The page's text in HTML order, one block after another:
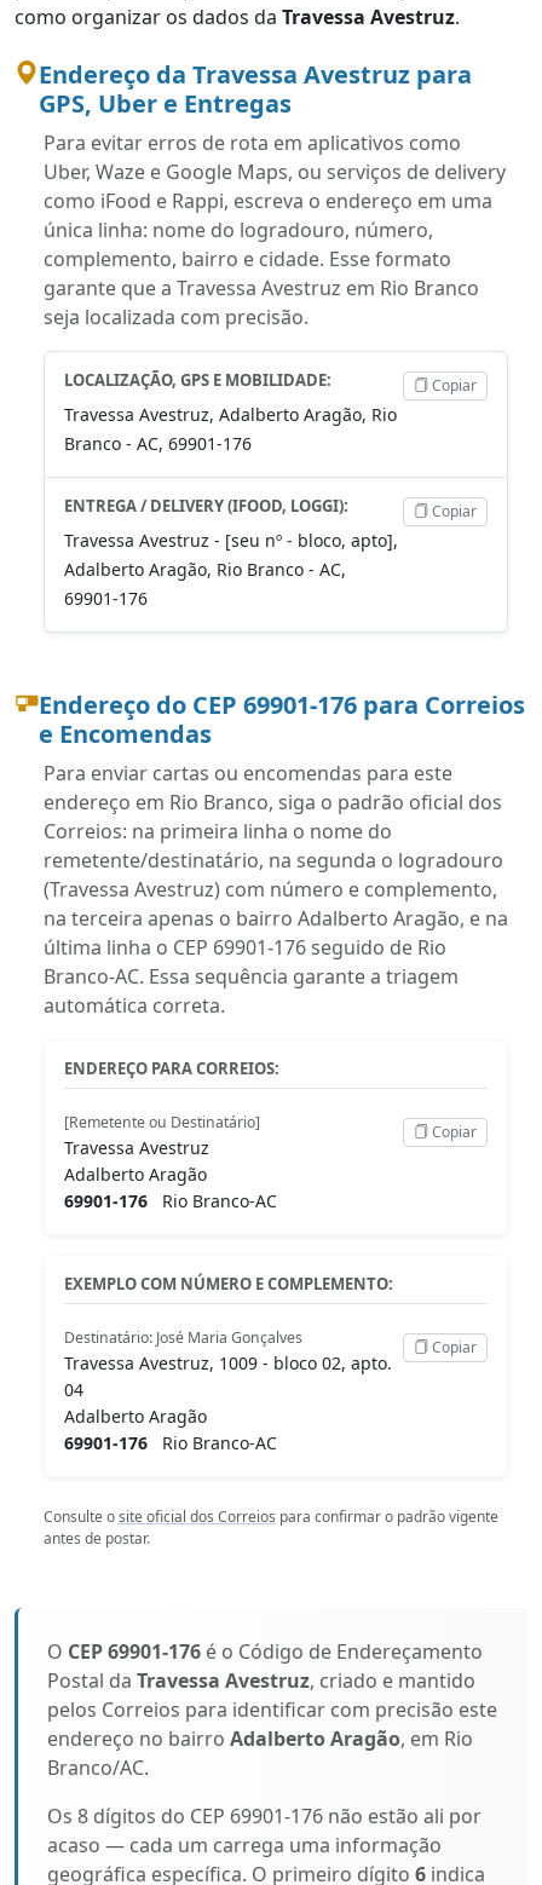
como organizar os dados da Travessa Avestruz.
Endereço da Travessa Avestruz para
GPS, Uber e Entregas
Para evitar erros de rota em aplicativos como
Uber, Waze e Google Maps, ou serviços de delivery
como iFood e Rappi, escreva o endereço em uma
única linha: nome do logradouro, número,
complemento, bairro e cidade. Esse formato
garante que a Travessa Avestruz em Rio Branco
seja localizada com precisão.
LOCALIZAÇÃO, GPS E MOBILIDADE:
Travessa Avestruz, Adalberto Aragão, Rio
Branco - AC, 69901-176
Copiar
ENTREGA / DELIVERY (IFOOD, LOGGI):
Travessa Avestruz - [seu nº - bloco, apto],
Adalberto Aragão, Rio Branco - AC,
69901-176
Copiar
Endereço do CEP 69901-176 para Correios
e Encomendas
Para enviar cartas ou encomendas para este
endereço em Rio Branco, siga o padrão oficial dos
Correios: na primeira linha o nome do
remetente/destinatário, na segunda o logradouro
(Travessa Avestruz) com número e complemento,
na terceira apenas o bairro Adalberto Aragão, e na
última linha o CEP 69901-176 seguido de Rio
Branco-AC. Essa sequência garante a triagem
automática correta.
ENDEREÇO PARA CORREIOS:
[Remetente ou Destinatário]
Travessa Avestruz
Adalberto Aragão
69901-176 Rio Branco-AC
Copiar
EXEMPLO COM NÚMERO E COMPLEMENTO:
Destinatário: José Maria Gonçalves
Travessa Avestruz, 1009 - bloco 02, apto.
04
Adalberto Aragão
69901-176 Rio Branco-AC
Copiar
Consulte osite oficial dos Correios para confirmar o padrão vigente
antes de postar.
O CEP 69901-176 é o Código de Endereçamento
Postal da Travessa Avestruz, criado e mantido
pelos Correios para identificar com precisão este
endereço no bairro Adalberto Aragão, em Rio
Branco/AC.
Os 8 dígitos do CEP 69901-176 não estão ali por
acaso — cada um carrega uma informação
geográfica específica. O primeiro dígito 6 indica